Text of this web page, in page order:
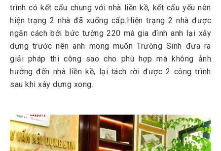
trình có kết cấu chung với nhà liền kề, kết cấu yếu nên
hiện trạng 2 nhà đã xuống cấp.Hiện trạng 2 nhà được
ngăn cách bới bức tường 220 mà gia đình anh lại xây
dựng trước nên anh mong muốn Trường Sinh đưa ra
giải pháp thi công sao cho phù hợp mà không ảnh
hưởng đến nhà liền kề, lại tách rời được 2 công trình
sau khi xây dựng xong.